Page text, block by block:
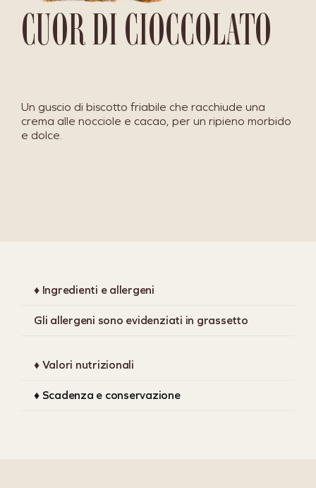
CUOR DI CIOCCOLATO
Un guscio di biscotto friabile che racchiude una
crema alle nocciole e cacao, per un ripieno morbido
e dolce.
♦ Ingredienti e allergeni
Gli allergeni sono evidenziati in grassetto
♦ Valori nutrizionali
♦ Scadenza e conservazione